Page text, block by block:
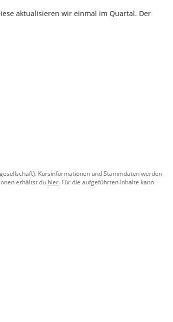
aktualisieren wir einmal im Quartal. Der
Kursinformationen und Stammdaten werden
erhältst du hier. Für die aufgeführten Inhalte kann